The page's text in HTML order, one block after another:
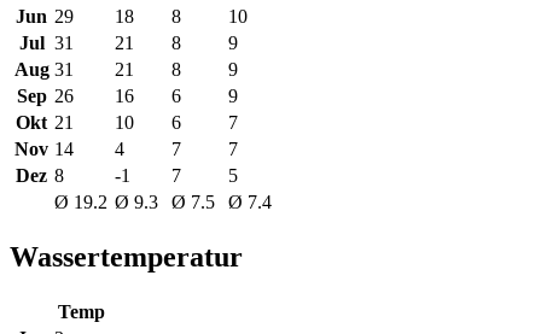
Jun 29 18 8
10
Jul 31 21 8
9
Aug 31 21 8
9
Sep 26 16 6
9
Okt 21 10 6
7
Nov 14 4 7
7
Dez 8 -1 7
5
Ø 19.2 Ø 9.3 Ø 7.5 Ø 7.4
Wassertemperatur
Temp